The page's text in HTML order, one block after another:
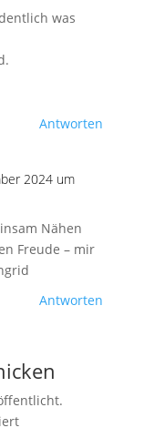
was
Antworten
2024 um
Nähen
Freude – mir
Antworten